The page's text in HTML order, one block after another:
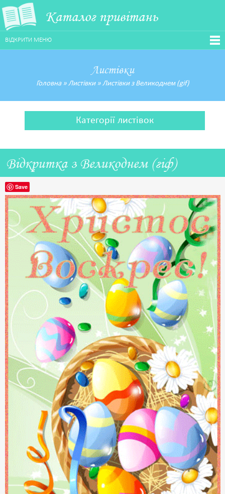
Каталог привітань
ВІДКРИТИ МЕНЮ
Листівки
Головна» Листівки» Листівки з Великоднем (gif)
Категорії листівок
Відкритка з Великоднем (гіф)
Save